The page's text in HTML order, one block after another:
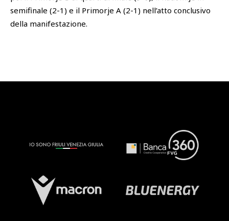
semifinale (2-1) e il Primorje A (2-1) nell’atto conclusivo
della manifestazione.